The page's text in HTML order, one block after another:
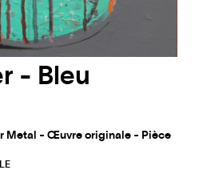
- Bleu
Metal - Œuvre originale - Pièce